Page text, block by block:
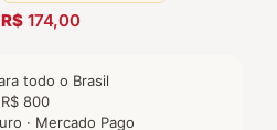
R$ 174,00
todo o Brasil
800
· Mercado Pago